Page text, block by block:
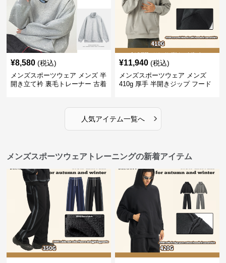
¥8,580 (税込)
メンズスポーツウェア メンズ 半
開き立て衿 裏毛トレーナー 古着
¥11,940 (税込)
メンズスポーツウェア メンズ
410g 厚手 半開きジップ フード
人気アイテム一覧へ ›
メンズスポーツウェアトレーニングの新着アイテム